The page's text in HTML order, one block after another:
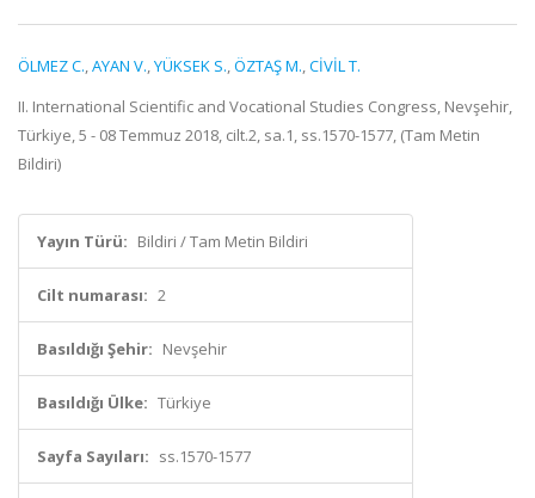
ÖLMEZ C.,AYAN V.,YÜKSEK S.,ÖZTAŞ M.,CİVİL T.
II. International Scientific and Vocational Studies Congress, Nevşehir,
Türkiye, 5 - 08 Temmuz 2018, cilt.2, sa.1, ss.1570-1577, (Tam Metin
Bildiri)
Yayın Türü: Bildiri / Tam Metin Bildiri
Cilt numarası: 2
Basıldığı Şehir: Nevşehir
Basıldığı Ülke: Türkiye
Sayfa Sayıları: ss.1570-1577